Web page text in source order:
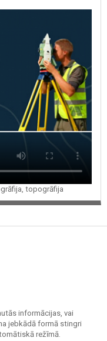
topogrāfija
informācijas, vai
jebkādā formā stingri
režīmā.